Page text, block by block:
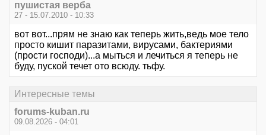
пушистая верба
27 - 15.07.2010 - 10:33
вот вот...прям не знаю как теперь жить,ведь мое тело
просто кишит паразитами, вирусами, бактериями
(прости господи)...а мыться и лечиться я теперь не
буду, пуской течет ото всюду. тьфу.
Интересные темы
forums-kuban.ru
09.08.2026 - 04:01